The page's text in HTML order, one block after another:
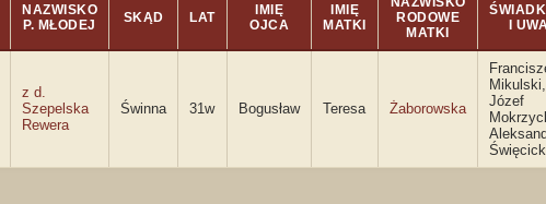
NAZWISKO
P. MŁODEJ
SKĄD LAT
IMIĘ
OJCA
IMIĘ
MATKI
RODOWE
MATKI
I
z d.
Szepelska
Rewera
Świnna 31w Bogusław Teresa Żaborowska
Mikulski,
Józef